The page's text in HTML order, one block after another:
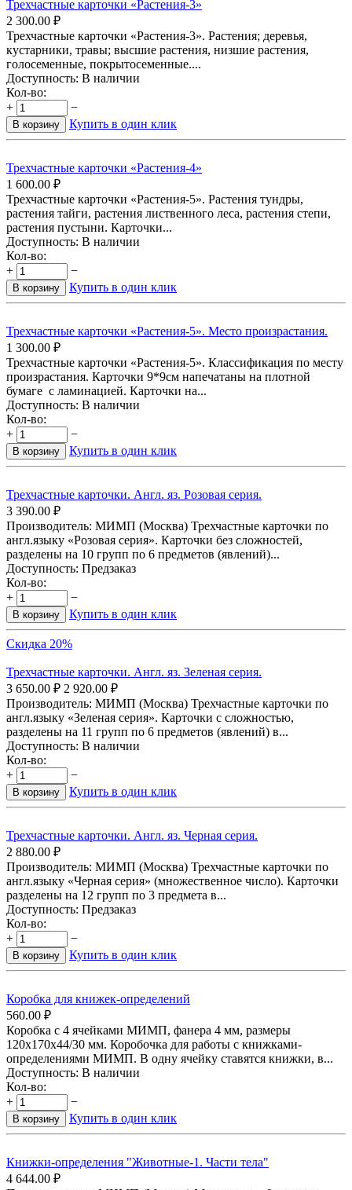
Трехчастные карточки «Растения-3»
2 300.00 ₽
Трехчастные карточки «Растения-3». Растения; деревья,
кустарники, травы; высшие растения, низшие растения,
голосеменные, покрытосеменные....
Доступность: В наличии
Кол-во:
+
−
В корзину Купить в один клик
Трехчастные карточки «Растения-4»
1 600.00 ₽
Трехчастные карточки «Растения-5». Растения тундры,
растения тайги, растения лиственного леса, растения степи,
растения пустыни. Карточки...
Доступность: В наличии
Кол-во:
+
−
В корзину Купить в один клик
Трехчастные карточки «Растения-5». Место произрастания.
1 300.00 ₽
Трехчастные карточки «Растения-5». Классификация по месту
произрастания. Карточки 9*9см напечатаны на плотной
бумаге с ламинацией. Карточки на...
Доступность: В наличии
Кол-во:
+
−
В корзину Купить в один клик
Трехчастные карточки. Англ. яз. Розовая серия.
3 390.00 ₽
Производитель: МИМП (Москва) Трехчастные карточки по
англ.языку «Розовая серия». Карточки без сложностей,
разделены на 10 групп по 6 предметов (явлений)...
Доступность: Предзаказ
Кол-во:
+
−
В корзину Купить в один клик
Скидка 20%
Трехчастные карточки. Англ. яз. Зеленая серия.
3 650.00 ₽ 2 920.00 ₽
Производитель: МИМП (Москва) Трехчастные карточки по
англ.языку «Зеленая серия». Карточки с сложностью,
разделены на 11 групп по 6 предметов (явлений) в...
Доступность: В наличии
Кол-во:
+
−
В корзину Купить в один клик
Трехчастные карточки. Англ. яз. Черная серия.
2 880.00 ₽
Производитель: МИМП (Москва) Трехчастные карточки по
англ.языку «Черная серия» (множественное число). Карточки
разделены на 12 групп по 3 предмета в...
Доступность: Предзаказ
Кол-во:
+
−
В корзину Купить в один клик
Коробка для книжек-определений
560.00 ₽
Коробка с 4 ячейками МИМП, фанера 4 мм, размеры
120х170х44/30 мм. Коробочка для работы с книжками-
определениями МИМП. В одну ячейку ставятся книжки, в...
Доступность: В наличии
Кол-во:
+
−
В корзину Купить в один клик
Книжки-определения "Животные-1. Части тела"
4 644.00 ₽